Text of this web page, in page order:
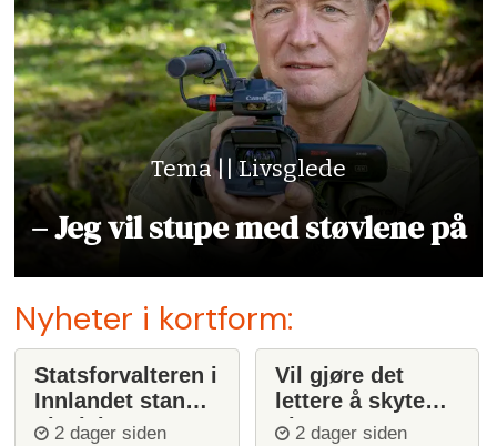
Tema || Livsglede
– Jeg vil stupe med støvlene på
Nyheter i kortform:
Statsforvalteren i
Innlandet stanser
ulvejakt
2 dager siden
Vil gjøre det
lettere å skyte
ulv2 dager siden